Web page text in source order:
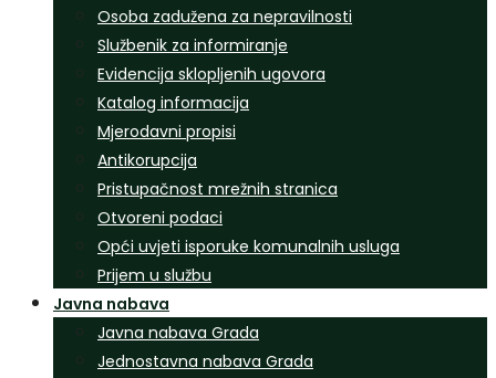
Osoba zadužena za nepravilnosti
Službenik za informiranje
Evidencija sklopljenih ugovora
Katalog informacija
Mjerodavni propisi
Antikorupcija
Pristupačnost mrežnih stranica
Otvoreni podaci
Opći uvjeti isporuke komunalnih usluga
Prijem u službu
Javna nabava
Javna nabava Grada
Jednostavna nabava Grada